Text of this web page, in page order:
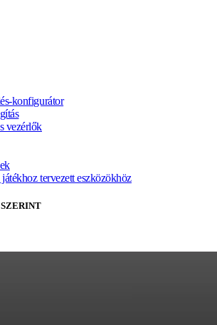
konfigurátor
vezérlők
tervezett eszközökhöz